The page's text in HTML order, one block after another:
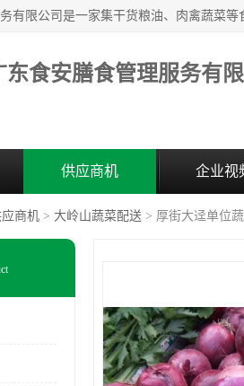
东食安膳食管理服务有
供应商机 企业视
商机 > 大岭山蔬菜配送 > 厚街大迳单位